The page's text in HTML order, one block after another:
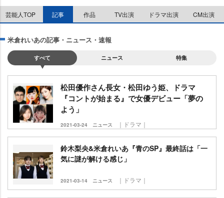
芸能人TOP 記事 作品 TV出演 ドラマ出演 CM出演
米倉れいあの記事・ニュース・速報
すべて ニュース 特集
松田優作さん長女・松田ゆう姫、ドラマ
『コントが始まる』で女優デビュー「夢の
よう」
2021-03-24 ニュース ｜ドラマ｜
鈴木梨央&米倉れいあ『青のSP』最終話は「一
気に謎が解ける感じ」
2021-03-14 ニュース ｜ドラマ｜